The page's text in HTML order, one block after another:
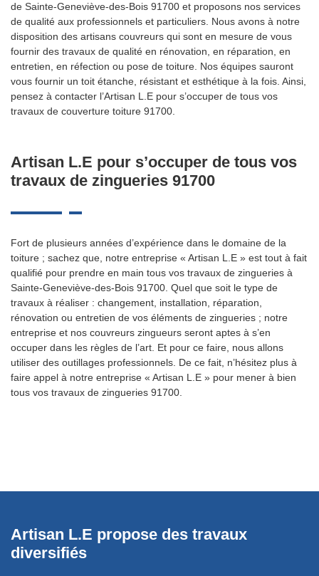
de Sainte-Geneviève-des-Bois 91700 et proposons nos services
de qualité aux professionnels et particuliers. Nous avons à notre
disposition des artisans couvreurs qui sont en mesure de vous
fournir des travaux de qualité en rénovation, en réparation, en
entretien, en réfection ou pose de toiture. Nos équipes sauront
vous fournir un toit étanche, résistant et esthétique à la fois. Ainsi,
pensez à contacter l’Artisan L.E pour s’occuper de tous vos
travaux de couverture toiture 91700.
Artisan L.E pour s’occuper de tous vos
travaux de zingueries 91700
Fort de plusieurs années d’expérience dans le domaine de la
toiture ; sachez que, notre entreprise « Artisan L.E » est tout à fait
qualifié pour prendre en main tous vos travaux de zingueries à
Sainte-Geneviève-des-Bois 91700. Quel que soit le type de
travaux à réaliser : changement, installation, réparation,
rénovation ou entretien de vos éléments de zingueries ; notre
entreprise et nos couvreurs zingueurs seront aptes à s’en
occuper dans les règles de l’art. Et pour ce faire, nous allons
utiliser des outillages professionnels. De ce fait, n’hésitez plus à
faire appel à notre entreprise « Artisan L.E » pour mener à bien
tous vos travaux de zingueries 91700.
Artisan L.E propose des travaux
diversifiés